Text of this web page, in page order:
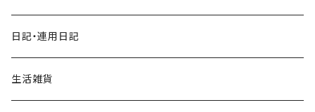
日記・連用日記
生活雑貨